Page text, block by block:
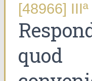
[48966]
quod